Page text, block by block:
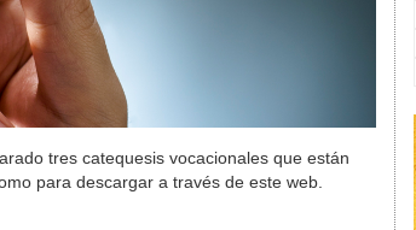
tres catequesis vocacionales que están
para descargar a través de este web.